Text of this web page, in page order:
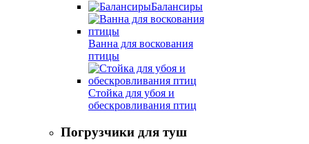
Балансиры
Ванна для воскования
птицы
Стойка для убоя и
обескровливания птиц
Погрузчики для туш